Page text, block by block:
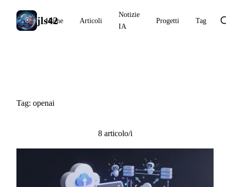
jls42
Home Articoli
Notizie
IA
Progetti Tag
Tag: openai
8 articolo/i